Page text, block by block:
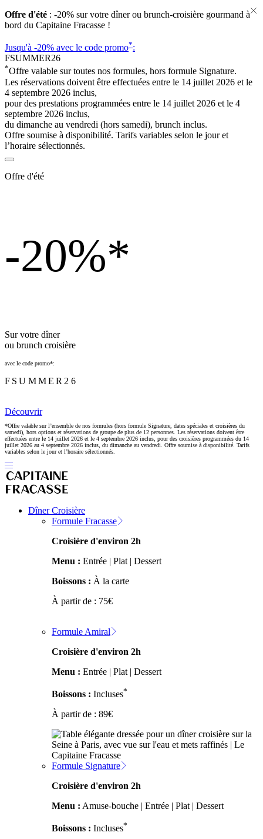
Offre d'été : -20% sur votre dîner ou brunch-croisière gourmand à
bord du Capitaine Fracasse !
Jusqu'à -20% avec le code promo*:
FSUMMER26
*Offre valable sur toutes nos formules, hors formule Signature.
Les réservations doivent être effectuées entre le 14 juillet 2026 et le
4 septembre 2026 inclus,
pour des prestations programmées entre le 14 juillet 2026 et le 4
septembre 2026 inclus,
du dimanche au vendredi (hors samedi), brunch inclus.
Offre soumise à disponibilité. Tarifs variables selon le jour et
l’horaire sélectionnés.
Offre d'été
-20%*
Sur votre dîner
ou brunch croisière
avec le code promo*:
FSUMMER26
Découvrir
*Offre valable sur l’ensemble de nos formules (hors formule Signature, dates spéciales et croisières du
samedi), hors options et réservations de groupe de plus de 12 personnes. Les réservations doivent être
effectuées entre le 14 juillet 2026 et le 4 septembre 2026 inclus, pour des croisières programmées du 14
juillet 2026 au 4 septembre 2026 inclus, du dimanche au vendredi. Offre soumise à disponibilité. Tarifs
variables selon le jour et l’horaire sélectionnés.
Dîner Croisière
Formule Fracasse
Croisière d'environ 2h
Menu : Entrée | Plat | Dessert
Boissons : À la carte
À partir de : 75€
Formule Amiral
Croisière d'environ 2h
Menu : Entrée | Plat | Dessert
Boissons : Incluses*
À partir de : 89€
Formule Signature
Croisière d'environ 2h
Menu : Amuse-bouche | Entrée | Plat | Dessert
Boissons : Incluses*